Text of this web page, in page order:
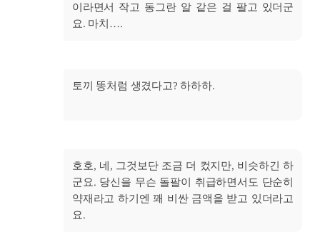
이라면서 작고 동그란 알 같은 걸 팔고 있더군
요. 마치….
토끼 똥처럼 생겼다고? 하하하.
호호, 네, 그것보단 조금 더 컸지만, 비슷하긴 하
군요. 당신을 무슨 돌팔이 취급하면서도 단순히
약재라고 하기엔 꽤 비싼 금액을 받고 있더라고
요.